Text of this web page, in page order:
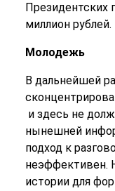
Президентских
миллион рублей.
Молодежь
В дальнейшей
и здесь не
нынешней
подход к
неэффективен.
истории для